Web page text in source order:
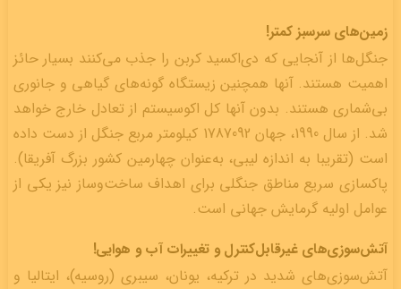
زمین‌های سرسبز کمتر!
جنگل‌ها از آنجایی که دی‌اکسید کربن را جذب می‌کنند بسیار حائز
اهمیت هستند. آنها همچنین زیستگاه گونه‌های گیاهی و جانوری
بی‌شماری هستند. بدون آنها کل اکوسیستم از تعادل خارج خواهد
شد. از سال 1990، جهان 1787092 کیلومتر مربع جنگل از دست داده
است (تقریبا به اندازه لیبی، به‌عنوان چهارمین کشور بزرگ آفریقا).
پاکسازی سریع مناطق جنگلی برای اهداف ساخت‌وساز نیز یکی از
عوامل اولیه گرمایش جهانی است.
آتش‌سوزی‌های غیرقابل‌کنترل و تغییرات آب و هوایی!
آتش‌سوزی‌های شدید در ترکیه، یونان، سیبری (روسیه)، ایتالیا و